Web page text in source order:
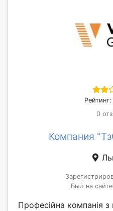
0
Компания
Был на
Професійна компанія